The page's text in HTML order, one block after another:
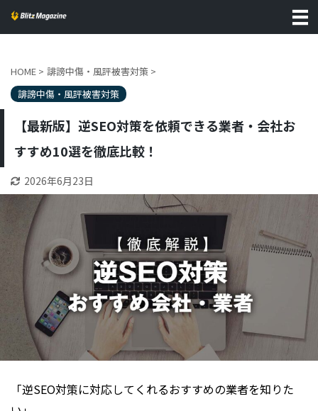
HOME > 誹謗中傷・風評被害対策 >
誹謗中傷・風評被害対策
【最新版】逆SEO対策を依頼できる業者・会社お
すすめ10選を徹底比較！
2026年6月23日
「逆SEO対策に対応してくれるおすすめの業者を知りた